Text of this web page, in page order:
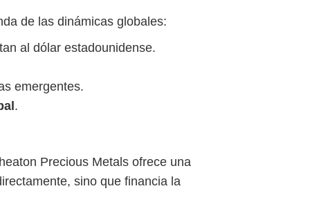
de las dinámicas globales:
al dólar estadounidense.
emergentes.
.
Precious Metals ofrece una
sino que financia la